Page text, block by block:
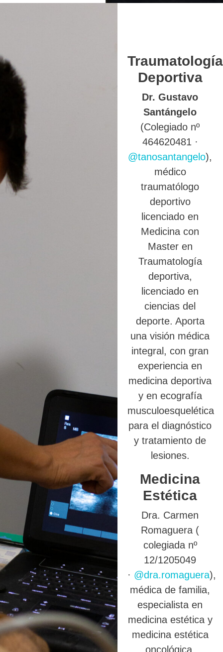
Traumatología
Deportiva
Dr. Gustavo
Santángelo
(Colegiado nº
464620481 ·
@tanosantangelo),
médico
traumatólogo
deportivo
licenciado en
Medicina con
Master en
Traumatología
deportiva,
licenciado en
ciencias del
deporte. Aporta
una visión médica
integral, con gran
experiencia en
medicina deportiva
y en ecografía
musculoesquelética
para el diagnóstico
y tratamiento de
lesiones.
Medicina
Estética
Dra. Carmen
Romaguera (
colegiada nº
12/1205049
· @dra.romaguera),
médica de familia,
especialista en
medicina estética y
medicina estética
oncológica.